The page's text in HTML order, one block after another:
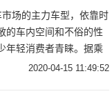
场的主力车型，依靠时
的车内空间和不俗的性
年轻消费者青睐。据乘
显示，名爵6的2019年
2020-04-15 11:49:52